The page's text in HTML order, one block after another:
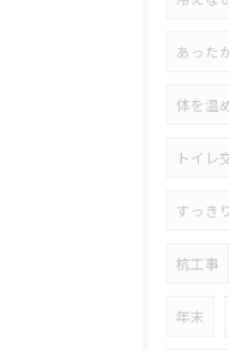
あった
体を温
トイレ
すっきり
杭工事
年末